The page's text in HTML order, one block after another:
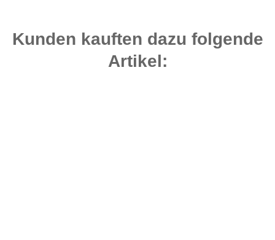
Kunden kauften dazu folgende
Artikel: